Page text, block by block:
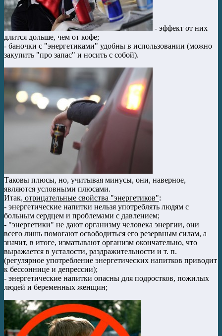
- эффект от них
длится дольше, чем от кофе;
- баночки с "энергетиками" удобны в использовании (можно
закупить "про запас" и носить с собой).
Таковы плюсы, но, учитывая минусы, они, наверное,
являются условными плюсами.
Итак, отрицательные свойства "энергетиков":
- энергетические напитки нельзя употреблять людям с
больным сердцем и проблемами с давлением;
- "энергетики" не дают организму человека энергии, они
всего лишь помогают освободиться его резервным силам, а
значит, в итоге, изматывают организм окончательно, что
выражается в усталости, раздражительности и т. п.
(регулярное употребление энергетических напитков приводит
к бессоннице и депрессии);
- энергетические напитки опасны для подростков, пожилых
людей и беременных женщин;